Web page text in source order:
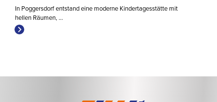
In Poggersdorf entstand eine moderne Kindertagesstätte mit
hellen Räumen, ...